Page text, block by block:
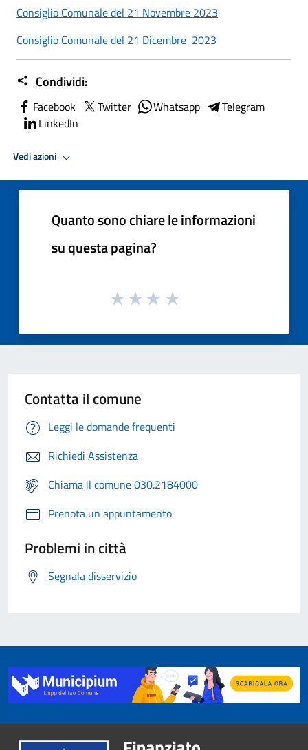
Consiglio Comunale del 21 Novembre 2023
Consiglio Comunale del 21 Dicembre 2023
Condividi:
Facebook Twitter Whatsapp
Telegram
LinkedIn
Vedi azioni
Quanto sono chiare le informazioni
su questa pagina?
Contatta il comune
Leggi le domande frequenti
Richiedi Assistenza
Chiama il comune 030.2184000
Prenota un appuntamento
Problemi in città
Segnala disservizio